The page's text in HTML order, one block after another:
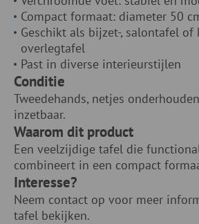
Compact formaat: diameter 50
Geschikt als bijzet-, salontafel of
overlegtafel
Past in diverse interieurstijlen
Conditie
Tweedehands, netjes
inzetbaar.
Waarom dit product
Een veelzijdige tafel die
combineert in een compact
Interesse?
Neem contact op voor meer
tafel bekijken.